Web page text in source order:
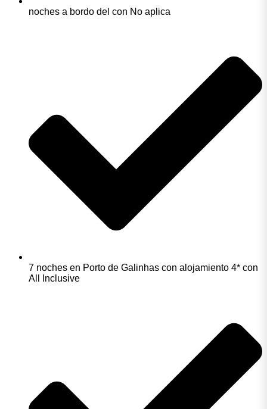
noches a bordo del con No aplica
7 noches en Porto de Galinhas con alojamiento 4* con
All Inclusive